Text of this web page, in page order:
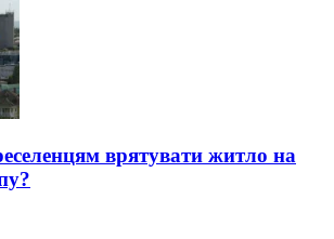
врятувати житло на